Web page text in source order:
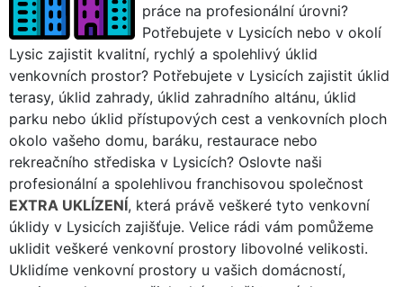
práce na profesionální úrovni?
Potřebujete v Lysicích nebo v okolí
Lysic zajistit kvalitní, rychlý a spolehlivý úklid
venkovních prostor? Potřebujete v Lysicích zajistit úklid
terasy, úklid zahrady, úklid zahradního altánu, úklid
parku nebo úklid přístupových cest a venkovních ploch
okolo vašeho domu, baráku, restaurace nebo
rekreačního střediska v Lysicích? Oslovte naši
profesionální a spolehlivou franchisovou společnost
EXTRA UKLÍZENÍ, která právě veškeré tyto venkovní
úklidy v Lysicích zajišťuje. Velice rádi vám pomůžeme
uklidit veškeré venkovní prostory libovolné velikosti.
Uklidíme venkovní prostory u vašich domácností,